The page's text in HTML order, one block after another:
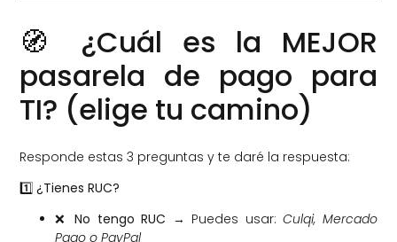
🧭 ¿Cuál es la MEJOR
pasarela de pago para
TI? (elige tu camino)
Responde estas 3 preguntas y te daré la respuesta:
1️⃣ ¿Tienes RUC?
❌No tengo RUC → Puedes usar:Culqi, Mercado
Pago o PayPal